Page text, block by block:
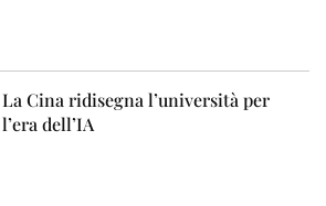
La Cina ridisegna l’università per
l’era dell’IA